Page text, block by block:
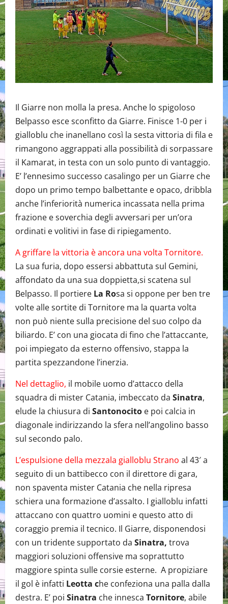
Il Giarre non molla la presa. Anche lo spigoloso
Belpasso esce sconfitto da Giarre. Finisce 1-0 per i
gialloblu che inanellano così la sesta vittoria di fila e
rimangono aggrappati alla possibilità di sorpassare
il Kamarat, in testa con un solo punto di vantaggio.
E’ l’ennesimo successo casalingo per un Giarre che
dopo un primo tempo balbettante e opaco, dribbla
anche l’inferiorità numerica incassata nella prima
frazione e soverchia degli avversari per un’ora
ordinati e volitivi in fase di ripiegamento.
A griffare la vittoria è ancora una volta Tornitore.
La sua furia, dopo essersi abbattuta sul Gemini,
affondato da una sua doppietta,si scatena sul
Belpasso. Il portiere La Rosa si oppone per ben tre
volte alle sortite di Tornitore ma la quarta volta
non può niente sulla precisione del suo colpo da
biliardo. E’ con una giocata di fino che l’attaccante,
poi impiegato da esterno offensivo, stappa la
partita spezzandone l’inerzia.
Nel dettaglio, il mobile uomo d’attacco della
squadra di mister Catania, imbeccato da Sinatra,
elude la chiusura di Santonocito e poi calcia in
diagonale indirizzando la sfera nell’angolino basso
sul secondo palo.
L’espulsione della mezzala gialloblu Strano al 43′ a
seguito di un battibecco con il direttore di gara,
non spaventa mister Catania che nella ripresa
schiera una formazione d’assalto. I gialloblu infatti
attaccano con quattro uomini e questo atto di
coraggio premia il tecnico. Il Giarre, disponendosi
con un tridente supportato da Sinatra, trova
maggiori soluzioni offensive ma soprattutto
maggiore spinta sulle corsie esterne. A propiziare
il gol è infatti Leotta che confeziona una palla dalla
destra. E’ poi Sinatra che innesca Tornitore, abile